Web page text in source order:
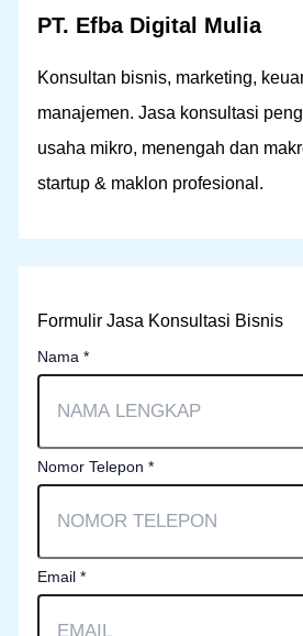
PT. Efba Digital Mulia
Konsultan bisnis, marketing,
manajemen. Jasa konsultasi
usaha mikro, menengah dan
startup & maklon profesional.
Formulir Jasa Konsultasi Bisnis
Nama*
Nomor Telepon*
Email*